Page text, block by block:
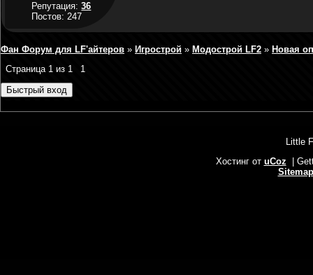
Репутация:36
Постов: 247
Фан Форум для LF'айтеров » Игрострой » Модострой LF2 » Новая
Страница 1 из 1 1
Little
Хостинг от uCoz
|